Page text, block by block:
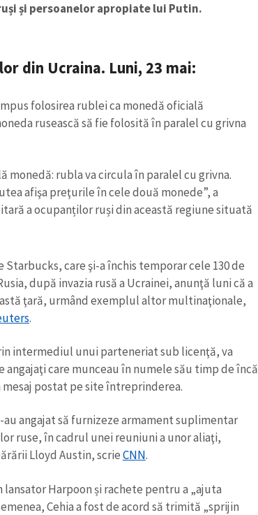
și persoanelor apropiate lui Putin.
din Ucraina. Luni, 23 mai:
folosirea rublei ca monedă oficială
rusească să fie folosită în paralel cu grivna
monedă: rubla va circula în paralel cu grivna.
afişa preţurile în cele două monede”, a
a ocupanților ruși din această regiune situată
care şi-a închis temporar cele 130 de
după invazia rusă a Ucrainei, anunţă luni că a
ţară, urmând exemplul altor multinaţionale,
.
intermediul unui parteneriat sub licenţă, va
angajaţi care munceau în numele său timp de încă
postat pe site întreprinderea.
angajat să furnizeze armament suplimentar
ruse, în cadrul unei reuniuni a unor aliaţi,
Lloyd Austin, scrieCNN.
lansator Harpoon și rachete pentru a „ajuta
Cehia a fost de acord să trimită „sprijin
+ Adaugă titlu